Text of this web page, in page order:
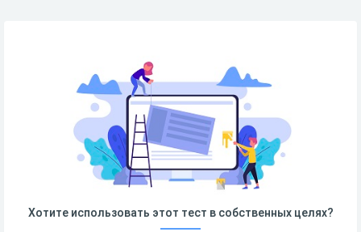
Хотите использовать этот тест в собственных целях?